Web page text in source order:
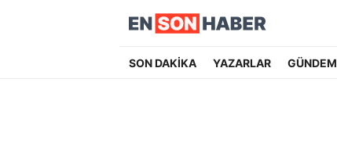
SON DAKİKA YAZARLAR GÜNDEM